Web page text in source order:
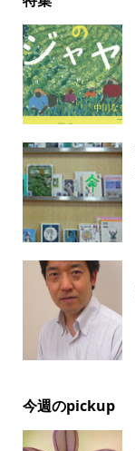
今週のpickup